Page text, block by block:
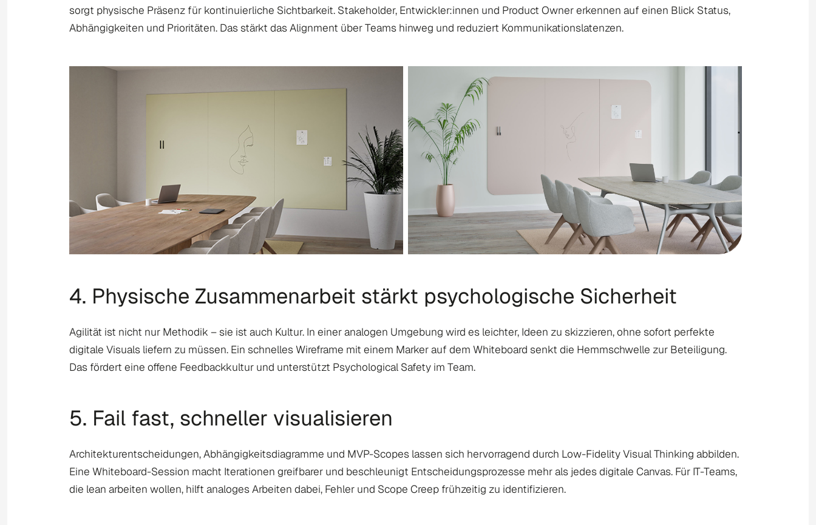
sorgt physische Präsenz für kontinuierliche Sichtbarkeit. Stakeholder, Entwickler:innen und Product Owner erkennen auf einen Blick Status,
Abhängigkeiten und Prioritäten. Das stärkt das Alignment über Teams hinweg und reduziert Kommunikationslatenzen.
4. Physische Zusammenarbeit stärkt psychologische Sicherheit
Agilität ist nicht nur Methodik – sie ist auch Kultur. In einer analogen Umgebung wird es leichter, Ideen zu skizzieren, ohne sofort perfekte
digitale Visuals liefern zu müssen. Ein schnelles Wireframe mit einem Marker auf dem Whiteboard senkt die Hemmschwelle zur Beteiligung.
Das fördert eine offene Feedbackkultur und unterstützt Psychological Safety im Team.
5. Fail fast, schneller visualisieren
Architekturentscheidungen, Abhängigkeitsdiagramme und MVP-Scopes lassen sich hervorragend durch Low-Fidelity Visual Thinking abbilden.
Eine Whiteboard-Session macht Iterationen greifbarer und beschleunigt Entscheidungsprozesse mehr als jedes digitale Canvas. Für IT-Teams,
die lean arbeiten wollen, hilft analoges Arbeiten dabei, Fehler und Scope Creep frühzeitig zu identifizieren.